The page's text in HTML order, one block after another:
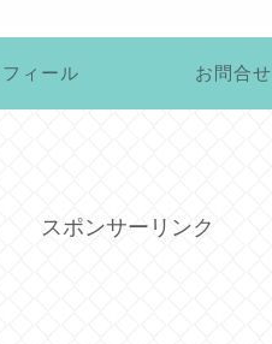
ィール お問合せ
スポンサーリンク